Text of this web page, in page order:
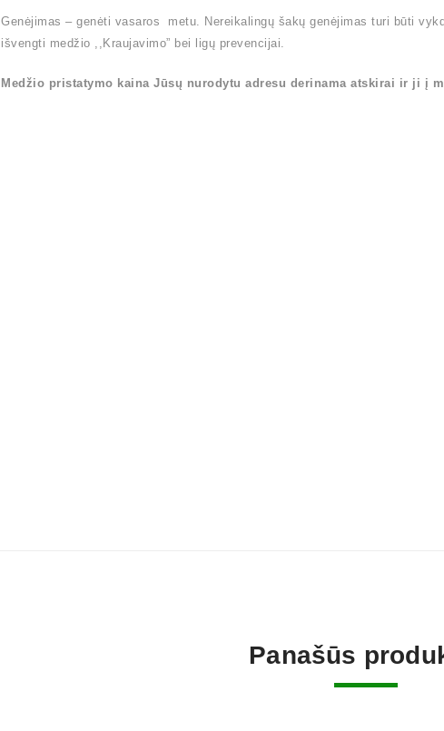
Genėjimas – genėti vasaros metu. Nereikalingų šakų genėjimas turi būti
išvengti medžio ,,Kraujavimo” bei ligų prevencijai.
Medžio pristatymo kaina Jūsų nurodytu adresu derinama atskirai ir ji į
Panašūs